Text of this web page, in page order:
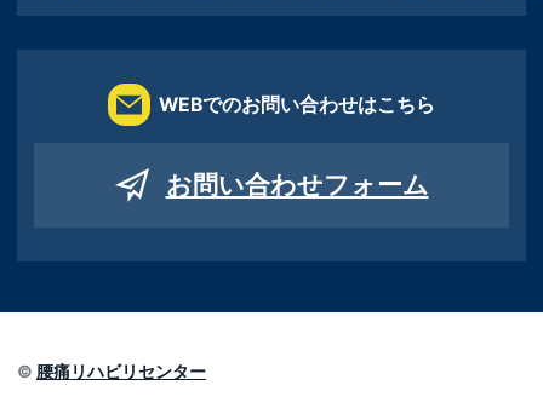
WEBでのお問い合わせはこちら
お問い合わせフォーム
© 腰痛リハビリセンター